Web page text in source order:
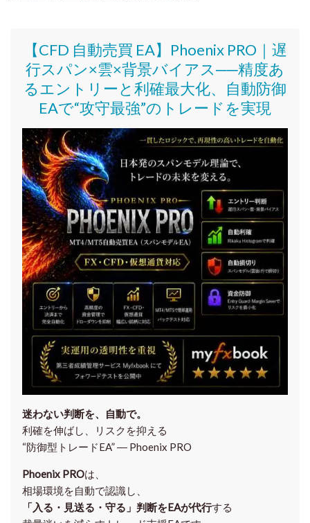
【CFD 自動売買 EA】Phoenix PRO｜遅
行スパン×雲×背景バイアス──精度あ
るエントリーと利確最大化、自動防御
EAで“攻守最強”のトレードを実現
迷わない判断を、自動で。
利確を伸ばし、リスクを抑える
“防御型トレードEA” ― Phoenix PRO
Phoenix PROは、
相場環境を自動で認識し、
「入る・見送る・守る」判断をEAが代行する